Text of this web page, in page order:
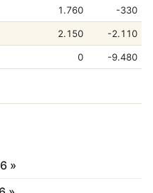
1.760 -330
2.150 -2.110
0 -9.480
»